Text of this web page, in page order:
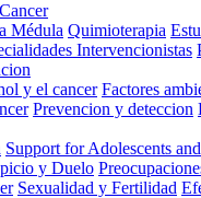
Médula Quimioterapia
Intervencionistas
y el cancer Factores
Prevencion y deteccion
Support for Adolescents
y Duelo
Sexualidad y Fertilidad